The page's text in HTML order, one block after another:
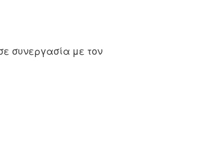
συνεργασία με τον